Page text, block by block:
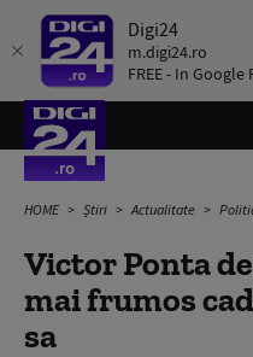
Digi24
m.digi24.ro
FREE - In Google
HOME Știri Actualitate
Victor Ponta
mai frumos
sa